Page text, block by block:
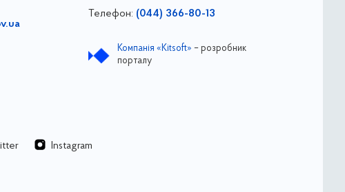
Телефон: (044) 366-80-13
Компанія «Kitsoft» – розробник
порталу
Instagram